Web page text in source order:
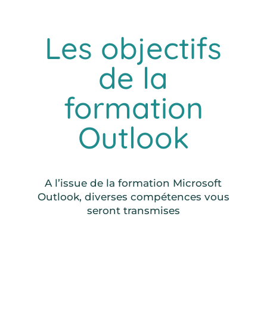
Les objectifs
de la
formation
Outlook
A l’issue de la formation Microsoft
Outlook, diverses compétences vous
seront transmises